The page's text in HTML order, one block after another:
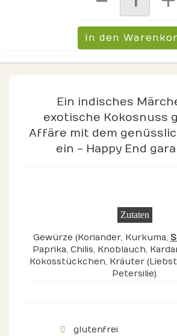
Ein indisches
exotische Kokosnuss
Affäre mit dem
ein - Happy End
Zutaten
Gewürze (Koriander, Kurkuma,
Paprika, Chilis, Knoblauch,
Kokosstückchen, Kräuter
Petersilie).
glutenfrei